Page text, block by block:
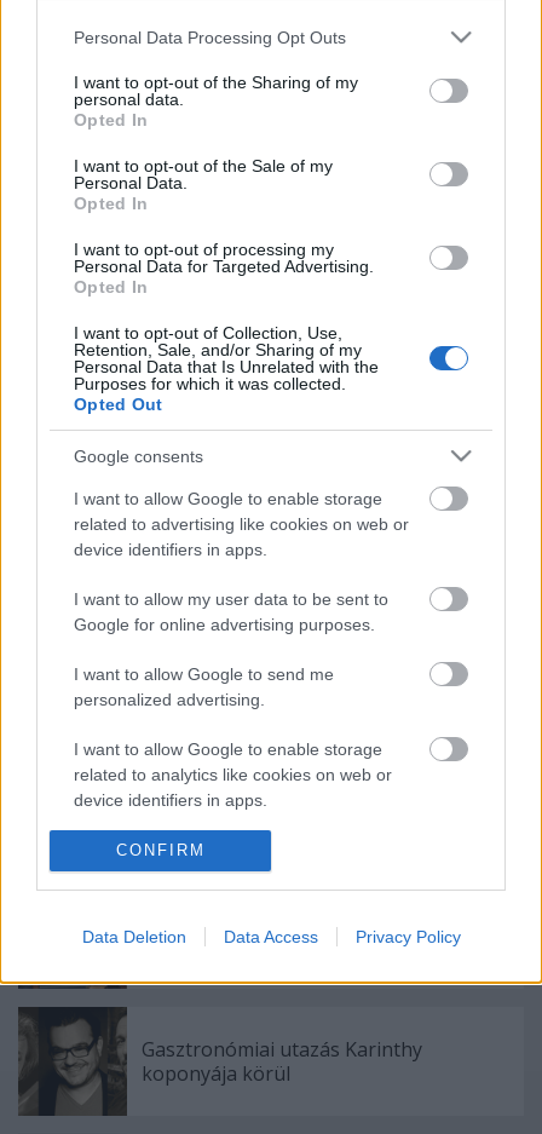
Please note that this website/app uses one or more Google
not limited to your visit or usage behaviour. You may click to
grant or deny consent to Google and its third-party tags to
use your data for below specified purposes in below Google
consent section.
Personal Data Processing Opt Outs
I want to opt-out of the Sharing of my
personal data.
Opted In
I want to opt-out of the Sale of my
Personal Data.
Opted In
I want to opt-out of processing my
Personal Data for Targeted Advertising.
Opted In
I want to opt-out of Collection, Use,
Retention, Sale, and/or Sharing of my
Personal Data that Is Unrelated with the
Purposes for which it was collected.
Opted Out
Google consents
I want to allow Google to enable storage
related to advertising like cookies on web or
device identifiers in apps.
I want to allow my user data to be sent to
Google for online advertising purposes.
I want to allow Google to send me
personalized advertising.
I want to allow Google to enable storage
related to analytics like cookies on web or
device identifiers in apps.
I want to allow Google to enable storage
related to functionality of the website or app.
I want to allow Google to enable storage
related to personalization.
related to security, including authentication
functionality and fraud prevention, and other
user protection.
CONFIRM
Data Deletion Data Access Privacy Policy
védetten önveszélyes K.U.S. Kuss!
egy botránykő. kövecske. csendesen gyűrűző
hullámokkal.
Szabad lény/Free being:
Koreográfia/Choreography: O. Caruso, Fehér
Ferenc
Zenei szerkesztő/Music compilation:
Dávid
Videó, fotó/Video, photo:Szenteleki Dóra
Grafika/Graphic design:
Rendező/Directed by: O. Caruso
Premier: December 2-3. (P-Szo) 20h
Támogatók: Intro Fesztivál, NKÖM, Fővárosi
Közgyűlés Kulturális Bizottsága, Műhely Alapítvány,
Új Előadóművészeti Alapítvány, Trafó, Táncélet,
Színház.hu
A Madách Színház zárt ajtók mellett is
Bányavirág 50 – Közönségtalálkozó és
jubileumi előadás
Gasztronómiai utazás Karinthy
koponyája körül